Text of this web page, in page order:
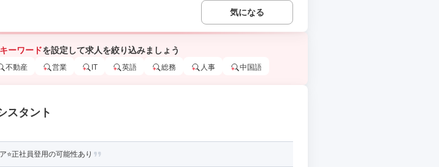
気になる
キーワードを設定して求人を絞り込みましょう
不動産 営業 IT 英語 総務 人事 中国語
スタント
⭐正社員登用の可能性あり